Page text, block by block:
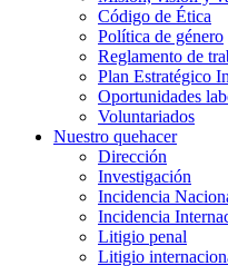
Código de Ética
Política de género
Reglamento de
Plan Estratégico
Oportunidades
Voluntariados
Nuestro quehacer
Dirección
Investigación
Incidencia
Incidencia
Litigio penal
Litigio